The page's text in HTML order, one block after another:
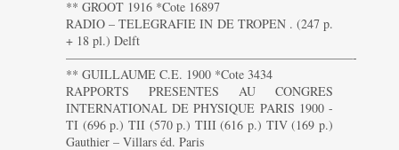
** GROOT 1916 *Cote 16897
RADIO – TELEGRAFIE IN DE TROPEN . (247 p.
+ 18 pl.) Delft
———————————————————————-
** GUILLAUME C.E. 1900 *Cote 3434
RAPPORTS PRESENTES AU CONGRES
INTERNATIONAL DE PHYSIQUE PARIS 1900 -
TI (696 p.) TII (570 p.) TIII (616 p.) TIV (169 p.)
Gauthier – Villars éd. Paris